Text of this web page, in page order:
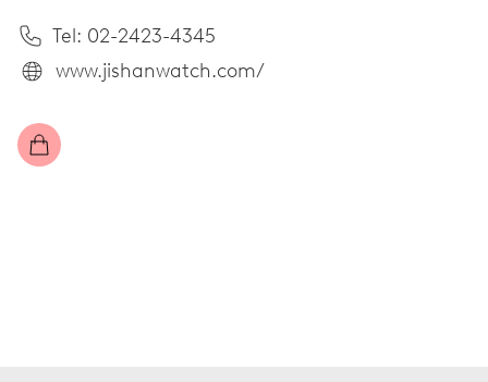
Tel: 02-2423-4345
www.jishanwatch.com/